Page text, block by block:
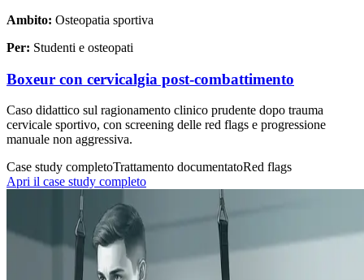
Ambito: Osteopatia sportiva
Per: Studenti e osteopati
Boxeur con cervicalgia post-combattimento
Caso didattico sul ragionamento clinico prudente dopo trauma
cervicale sportivo, con screening delle red flags e progressione
manuale non aggressiva.
Case study completoTrattamento documentatoRed flags
Apri il case study completo